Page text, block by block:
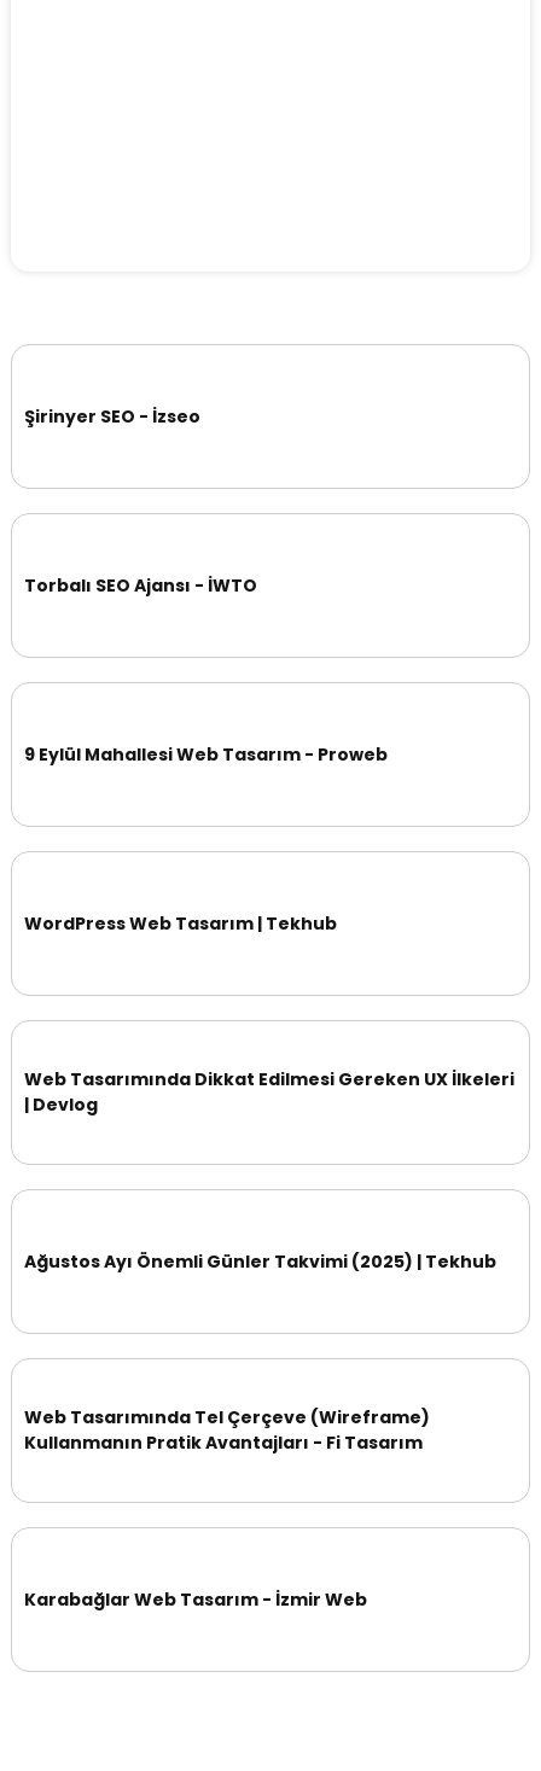
Şirinyer SEO - İzseo
Torbalı SEO Ajansı - İWTO
9 Eylül Mahallesi Web Tasarım - Proweb
WordPress Web Tasarım | Tekhub
Web Tasarımında Dikkat Edilmesi Gereken UX İlkeleri
| Devlog
Ağustos Ayı Önemli Günler Takvimi (2025) | Tekhub
Web Tasarımında Tel Çerçeve (Wireframe)
Kullanmanın Pratik Avantajları - Fi Tasarım
Karabağlar Web Tasarım - İzmir Web